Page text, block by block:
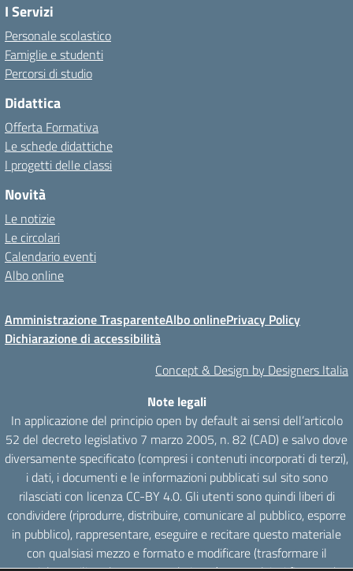
I Servizi
Personale scolastico
Famiglie e studenti
Percorsi di studio
Didattica
Offerta Formativa
Le schede didattiche
I progetti delle classi
Novità
Le notizie
Le circolari
Calendario eventi
Albo online
Amministrazione TrasparenteAlbo onlinePrivacy Policy
Dichiarazione di accessibilità
Concept & Design by Designers Italia
Note legali
In applicazione del principio open by default ai sensi dell’articolo
52 del decreto legislativo 7 marzo 2005, n. 82 (CAD) e salvo dove
diversamente specificato (compresi i contenuti incorporati di terzi),
i dati, i documenti e le informazioni pubblicati sul sito sono
rilasciati con licenza CC-BY 4.0. Gli utenti sono quindi liberi di
condividere (riprodurre, distribuire, comunicare al pubblico, esporre
in pubblico), rappresentare, eseguire e recitare questo materiale
con qualsiasi mezzo e formato e modificare (trasformare il